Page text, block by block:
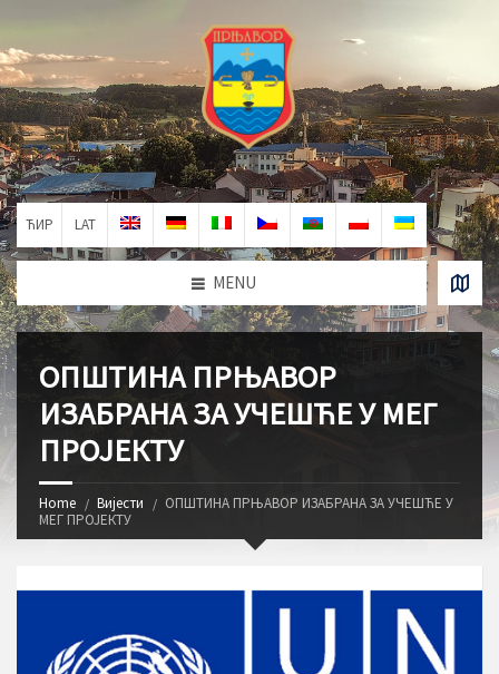
ЋИР LAT
MENU
ОПШТИНА ПРЊАВОР
ИЗАБРАНА ЗА УЧЕШЋЕ У МЕГ
ПРОЈЕКТУ
Home Вијести
ОПШТИНА ПРЊАВОР ИЗАБРАНА ЗА УЧЕШЋЕ У
МЕГ ПРОЈЕКТУ